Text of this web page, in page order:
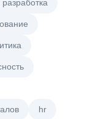
разработка
hr